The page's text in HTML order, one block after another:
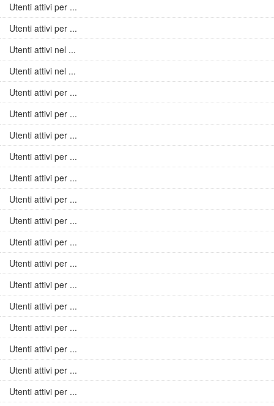
Utenti attivi per ...
Utenti attivi per ...
Utenti attivi nel ...
Utenti attivi nel ...
Utenti attivi per ...
Utenti attivi per ...
Utenti attivi per ...
Utenti attivi per ...
Utenti attivi per ...
Utenti attivi per ...
Utenti attivi per ...
Utenti attivi per ...
Utenti attivi per ...
Utenti attivi per ...
Utenti attivi per ...
Utenti attivi per ...
Utenti attivi per ...
Utenti attivi per ...
Utenti attivi per ...